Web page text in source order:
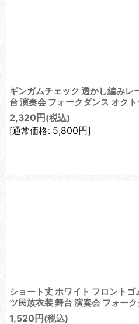
ギンガムチェック 透かし編みレ
台 演奏会 フォークダンス オク
2,320 円 (税込)
[通常価格: 5,800円]
ショート丈 ホワイト フロント
ツ民族衣装 舞台 演奏会 フォー
1,520 円 (税込)